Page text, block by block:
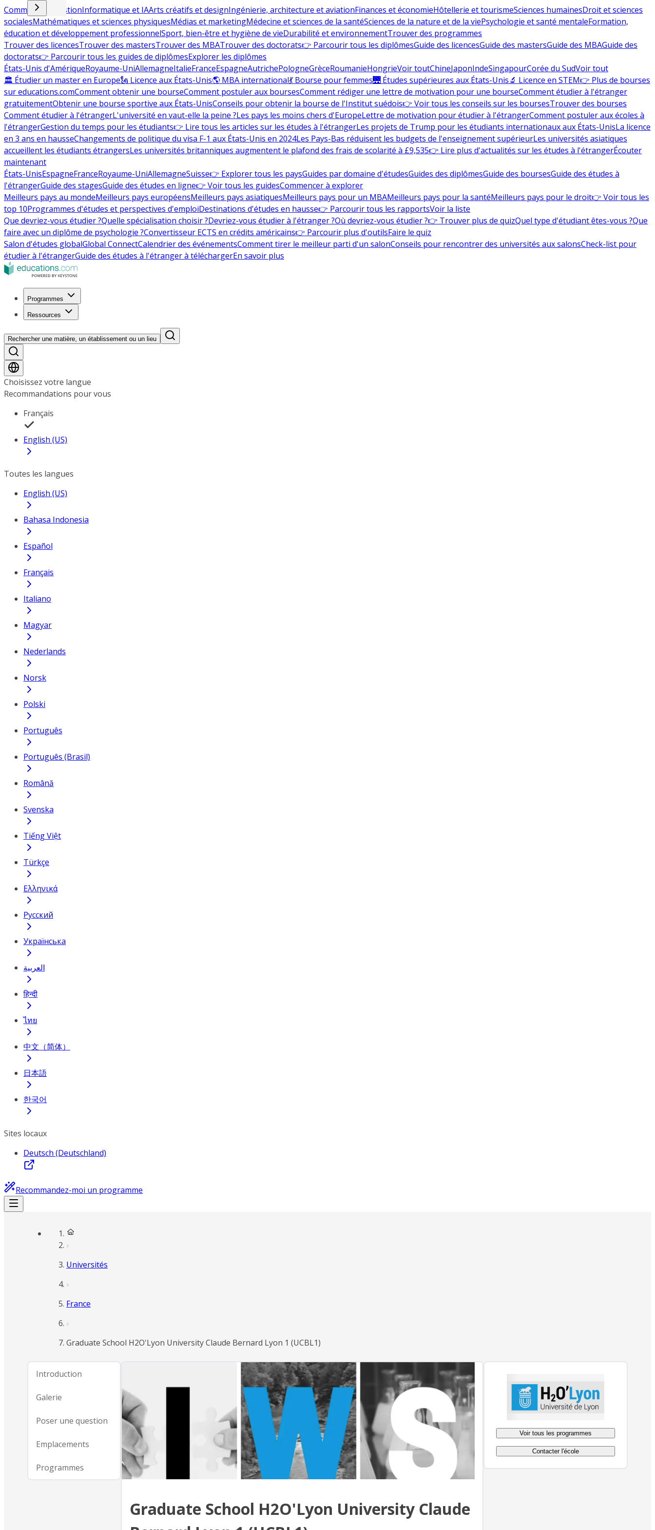
Commerce et gestionInformatique et IAArts créatifs et designIngénierie, architecture et aviationFinances et économieHôtellerie et tourismeSciences humainesDroit et sciences
socialesMathématiques et sciences physiquesMédias et marketingMédecine et sciences de la santéSciences de la nature et de la viePsychologie et santé mentaleFormation,
éducation et développement professionnelSport, bien-être et hygiène de vieDurabilité et environnementTrouver des programmes
Trouver des licencesTrouver des mastersTrouver des MBATrouver des doctorats👉 Parcourir tous les diplômesGuide des licencesGuide des mastersGuide des MBAGuide des
doctorats👉 Parcourir tous les guides de diplômesExplorer les diplômes
États-Unis d'AmériqueRoyaume-UniAllemagneItalieFranceEspagneAutrichePologneGrèceRoumanieHongrieVoir toutChineJaponIndeSingapourCorée du SudVoir tout
🏛 Étudier un master en Europe🗽 Licence aux États-Unis🌎 MBA international💃 Bourse pour femmes🌉 Études supérieures aux États-Unis🔬 Licence en STEM👉 Plus de bourses
sur educations.comComment obtenir une bourseComment postuler aux boursesComment rédiger une lettre de motivation pour une bourseComment étudier à l'étranger
gratuitementObtenir une bourse sportive aux États-UnisConseils pour obtenir la bourse de l'Institut suédois👉 Voir tous les conseils sur les boursesTrouver des bourses
Comment étudier à l'étrangerL'université en vaut-elle la peine ?Les pays les moins chers d'EuropeLettre de motivation pour étudier à l'étrangerComment postuler aux écoles à
l'étrangerGestion du temps pour les étudiants👉 Lire tous les articles sur les études à l'étrangerLes projets de Trump pour les étudiants internationaux aux États-UnisLa licence
en 3 ans en hausseChangements de politique du visa F-1 aux États-Unis en 2024Les Pays-Bas réduisent les budgets de l'enseignement supérieurLes universités asiatiques
accueillent les étudiants étrangersLes universités britanniques augmentent le plafond des frais de scolarité à £9,535👉 Lire plus d'actualités sur les études à l'étrangerÉcouter
maintenant
États-UnisEspagneFranceRoyaume-UniAllemagneSuisse👉 Explorer tous les paysGuides par domaine d'étudesGuides des diplômesGuide des boursesGuide des études à
l'étrangerGuide des stagesGuide des études en ligne👉 Voir tous les guidesCommencer à explorer
Meilleurs pays au mondeMeilleurs pays européensMeilleurs pays asiatiquesMeilleurs pays pour un MBAMeilleurs pays pour la santéMeilleurs pays pour le droit👉 Voir tous les
top 10Programmes d'études et perspectives d'emploiDestinations d'études en hausse👉 Parcourir tous les rapportsVoir la liste
Que devriez-vous étudier ?Quelle spécialisation choisir ?Devriez-vous étudier à l'étranger ?Où devriez-vous étudier ?👉 Trouver plus de quizQuel type d'étudiant êtes-vous ?Que
faire avec un diplôme de psychologie ?Convertisseur ECTS en crédits américains👉 Parcourir plus d'outilsFaire le quiz
Salon d'études globalGlobal ConnectCalendrier des événementsComment tirer le meilleur parti d'un salonConseils pour rencontrer des universités aux salonsCheck-list pour
étudier à l'étrangerGuide des études à l'étranger à téléchargerEn savoir plus
Programmes
Ressources
Rechercher une matière, un établissement ou un lieu
Choisissez votre langue
Recommandations pour vous
Français
English (US)
Toutes les langues
English (US)
Bahasa Indonesia
Español
Français
Italiano
Magyar
Nederlands
Norsk
Polski
Português
Português (Brasil)
Română
Svenska
Tiếng Việt
Türkçe
Ελληνικά
Русский
Українська
العربية
हिन्दी
ไทย
中文（简体）
日本語
한국어
Sites locaux
Deutsch (Deutschland)
Recommandez-moi un programme
Universités
France
Graduate School H2O'Lyon University Claude Bernard Lyon 1 (UCBL1)
Introduction
Galerie
Poser une question
Emplacements
Programmes
Graduate School H2O'Lyon University Claude
Voir tous les programmes
Contacter l'école